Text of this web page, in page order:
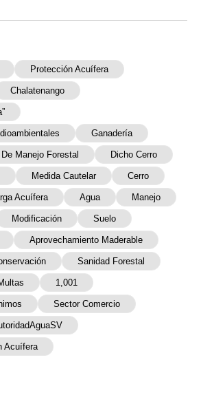
Protección Acuífera
Chalatenango
Ganadería
De Manejo Forestal Dicho Cerro
Medida Cautelar Cerro
Acuífera Agua Manejo
Modificación Suelo
Aprovechamiento Maderable
Sanidad Forestal
1,001
Sector Comercio
Acuífera